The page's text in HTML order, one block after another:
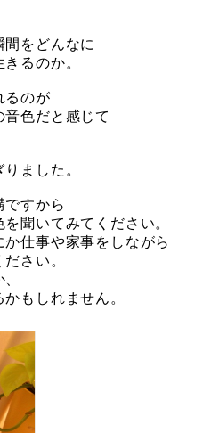
をどんなに
るのか。
るのが
色だと感じて
ました。
ですから
聞いてみてください。
仕事や家事をしながら
さい。
もしれません。